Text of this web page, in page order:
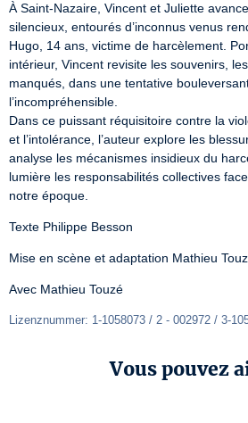
À Saint-Nazaire, Vincent et Juliette
silencieux, entourés d’inconnus venus
Hugo, 14 ans, victime de harcèlement.
intérieur, Vincent revisite les souvenirs,
manqués, dans une tentative
l’incompréhensible.
Dans ce puissant réquisitoire contre la
et l’intolérance, l’auteur explore les
analyse les mécanismes insidieux du
lumière les responsabilités collectives
notre époque.
Texte Philippe Besson
Mise en scène et adaptation Mathieu
Avec Mathieu Touzé
Lizenznummer: 1-1058073 / 2 - 002972 / 3-
Vous pouvez